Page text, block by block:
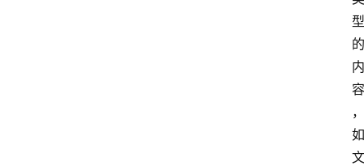
型
的
内
容
，
如
文